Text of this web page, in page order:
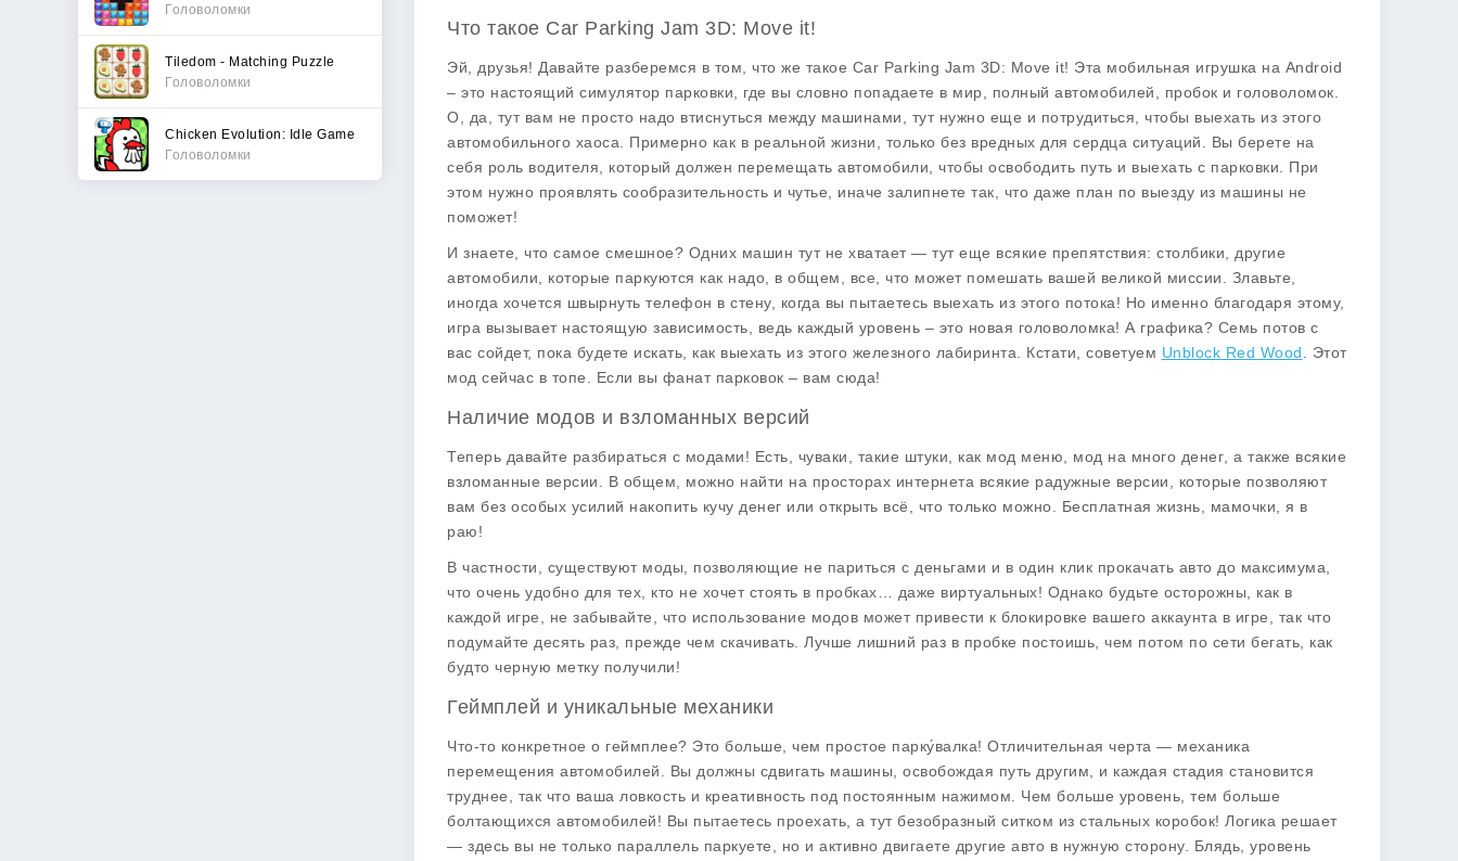
Головоломки
Tiledom - Matching Puzzle
Головоломки
Chicken Evolution: Idle Game
Головоломки
Что такое Car Parking Jam 3D: Move it!
Эй, друзья! Давайте разберемся в том, что же такое Car Parking Jam 3D: Move it! Эта мобильная игрушка на Android
– это настоящий симулятор парковки, где вы словно попадаете в мир, полный автомобилей, пробок и головоломок.
О, да, тут вам не просто надо втиснуться между машинами, тут нужно еще и потрудиться, чтобы выехать из этого
автомобильного хаоса. Примерно как в реальной жизни, только без вредных для сердца ситуаций. Вы берете на
себя роль водителя, который должен перемещать автомобили, чтобы освободить путь и выехать с парковки. При
этом нужно проявлять сообразительность и чутье, иначе залипнете так, что даже план по выезду из машины не
поможет!
И знаете, что самое смешное? Одних машин тут не хватает — тут еще всякие препятствия: столбики, другие
автомобили, которые паркуются как надо, в общем, все, что может помешать вашей великой миссии. Злавьте,
иногда хочется швырнуть телефон в стену, когда вы пытаетесь выехать из этого потока! Но именно благодаря этому,
игра вызывает настоящую зависимость, ведь каждый уровень – это новая головоломка! А графика? Семь потов с
вас сойдет, пока будете искать, как выехать из этого железного лабиринта. Кстати, советуем Unblock Red Wood . Этот
мод сейчас в топе. Если вы фанат парковок – вам сюда!
Наличие модов и взломанных версий
Теперь давайте разбираться с модами! Есть, чуваки, такие штуки, как мод меню мод на много денег , а также всякие
взломанные версии. В общем, можно найти на просторах интернета всякие радужные версии, которые позволяют
вам без особых усилий накопить кучу денег или открыть всё, что только можно. Бесплатная жизнь, мамочки, я в
раю!
В частности, существуют моды, позволяющие не париться с деньгами и в один клик прокачать авто до максимума,
что очень удобно для тех, кто не хочет стоять в пробках… даже виртуальных! Однако будьте осторожны, как в
каждой игре, не забывайте, что использование модов может привести к блокировке вашего аккаунта в игре, так что
подумайте десять раз, прежде чем скачивать. Лучше лишний раз в пробке постоишь, чем потом по сети бегать, как
будто черную метку получили!
Геймплей и уникальные механики
Что-то конкретное о геймплее? Это больше, чем простое парку́валка! Отличительная черта — механика
перемещения автомобилей. Вы должны сдвигать машины, освобождая путь другим, и каждая стадия становится
труднее, так что ваша ловкость и креативность под постоянным нажимом. Чем больше уровень, тем больше
болтающихся автомобилей! Вы пытаетесь проехать, а тут безобразный ситком из стальных коробок! Логика решает
— здесь вы не только параллель паркуете, но и активно двигаете другие авто в нужную сторону. Блядь, уровень